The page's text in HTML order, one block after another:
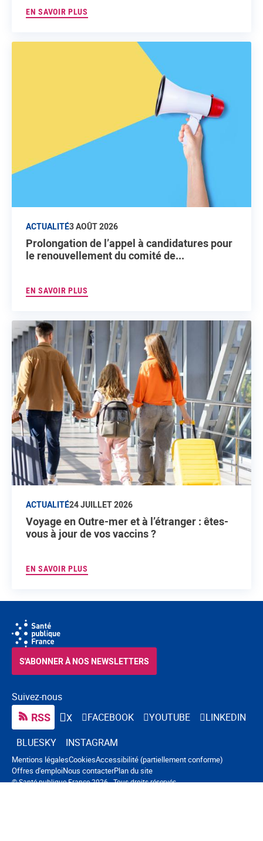
EN SAVOIR PLUS
ACTUALITÉ3 AOÛT 2026
Prolongation de l’appel à candidatures pour
le renouvellement du comité de...
EN SAVOIR PLUS
ACTUALITÉ24 JUILLET 2026
Voyage en Outre-mer et à l’étranger : êtes-
vous à jour de vos vaccins ?
EN SAVOIR PLUS
Suivez-nous
RSS X FACEBOOK YOUTUBE
LINKEDIN
BLUESKY
INSTAGRAM
S'ABONNER À NOS NEWSLETTERS
© Santé publique France 2026 - Tous droits réservés
Navigation pied de page
Mentions légalesCookiesAccessibilité (partiellement conforme)
Offres d'emploiNous contacterPlan du site